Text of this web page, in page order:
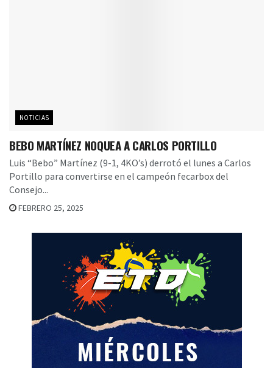
NOTICIAS
BEBO MARTÍNEZ NOQUEA A CARLOS PORTILLO
Luis “Bebo” Martínez (9-1, 4KO’s) derrotó el lunes a Carlos
Portillo para convertirse en el campeón fecarbox del
Consejo...
FEBRERO 25, 2025